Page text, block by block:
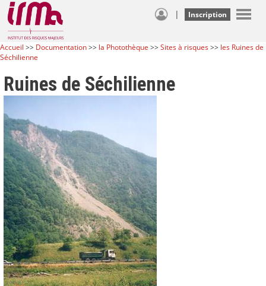
| Inscription
Accueil >> Documentation>> la Photothèque >>Sites à risques>> les Ruines de
Séchilienne
Ruines de Séchilienne